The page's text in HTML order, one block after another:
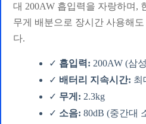
대 200AW 흡입력을 자랑하며,
무게 배분으로 장시간 사용해도
다.
✓ 흡입력: 200AW (삼
✓ 배터리 지속시간: 최
✓ 무게: 2.3kg
✓ 소음: 80dB (중간대